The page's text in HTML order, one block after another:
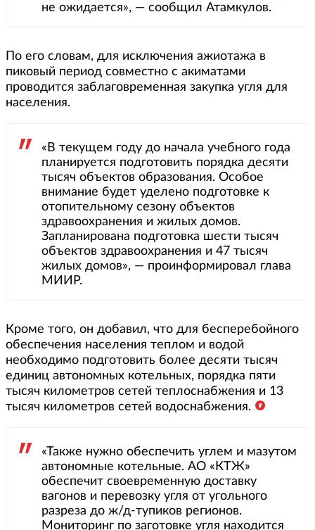
не ожидается», — сообщил Атамкулов.
По его словам, для исключения ажиотажа в
пиковый период совместно с акиматами
проводится заблаговременная закупка угля для
населения.
«В текущем году до начала учебного года
планируется подготовить порядка десяти
тысяч объектов образования. Особое
внимание будет уделено подготовке к
отопительному сезону объектов
здравоохранения и жилых домов.
Запланирована подготовка шести тысяч
объектов здравоохранения и 47 тысяч
жилых домов», — проинформировал глава
МИИР.
Кроме того, он добавил, что для бесперебойного
обеспечения населения теплом и водой
необходимо подготовить более десяти тысяч
единиц автономных котельных, порядка пяти
тысяч километров сетей теплоснабжения и 13
тысяч километров сетей водоснабжения.
«Также нужно обеспечить углем и мазутом
автономные котельные. АО «КТЖ»
обеспечит своевременную доставку
вагонов и перевозку угля от угольного
разреза до ж/д-тупиков регионов.
Мониторинг по заготовке угля находится